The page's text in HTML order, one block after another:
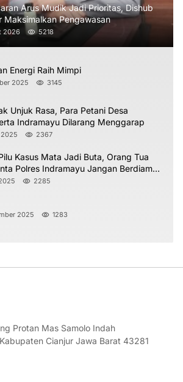
Arus Mudik Jadi Prioritas, Dishub
Maksimalkan Pengawasan
2026 5218
Energi Raih Mimpi
2025 3145
Unjuk Rasa, Para Petani Desa
Indramayu Dilarang Menggarap
2367
Kasus Mata Jadi Buta, Orang Tua
Polres Indramayu Jangan Berdiam
2285
2025 1283
Protan Mas Samolo Indah
Cianjur Jawa Barat 43281